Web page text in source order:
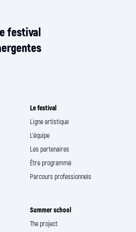
festival
Le festival
Ligne artistique
L’équipe
Les partenaires
Être programmé
Parcours professionnels
Summer school
The project